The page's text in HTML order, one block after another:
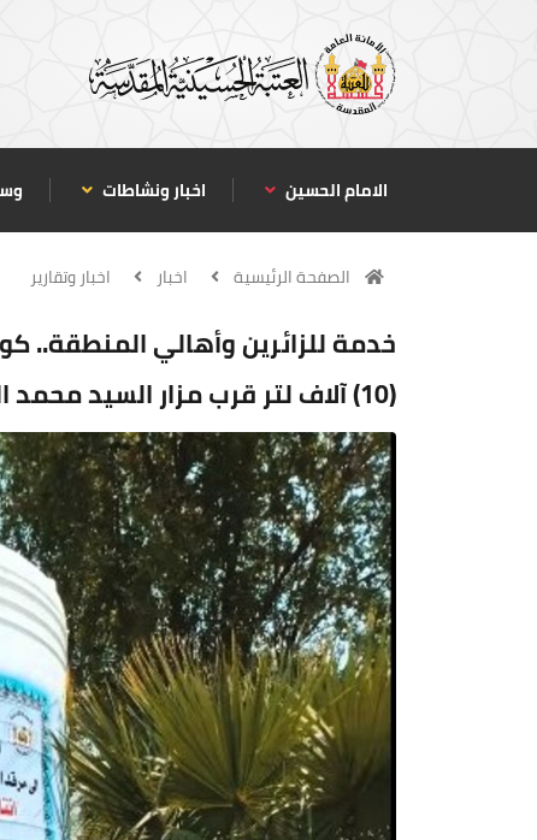
الامام الحسين اخبار ونشاطات
الصفحة الرئيسية اخبار اخبار وتقارير
خدمة للزائرين وأهالي المنطقة..
(10) آلاف لتر قرب مزار السيد محمد العابد بن الإمام موسى الكاظم (ع)